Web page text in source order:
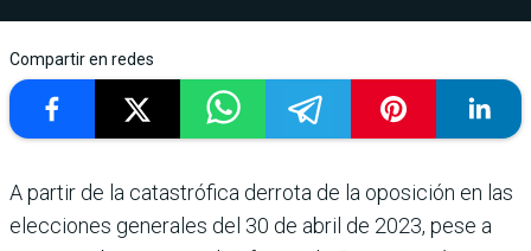
Compartir en redes
A partir de la catas­trófica derrota de la oposición en las
elecciones generales del 30 de abril de 2023, pese a